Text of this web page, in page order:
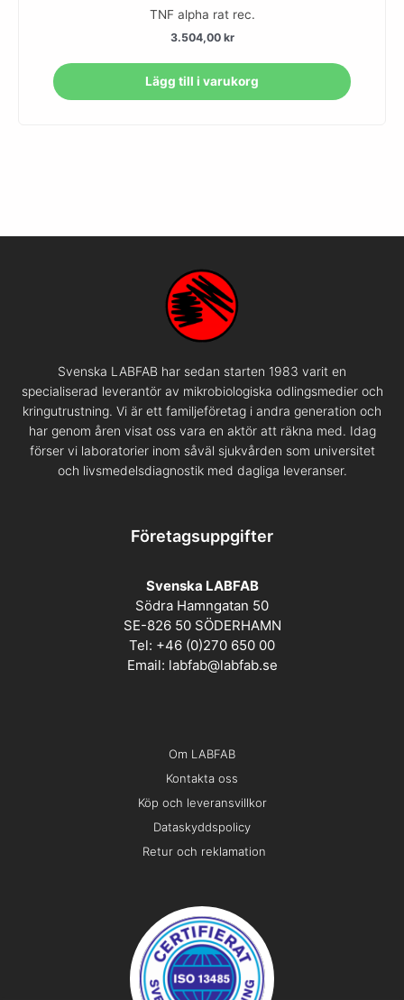
TNF alpha rat rec.
3.504,00 kr
Lägg till i varukorg
Svenska LABFAB har sedan starten 1983 varit en
specialiserad leverantör av mikrobiologiska odlingsmedier och
kringutrustning. Vi är ett familjeföretag i andra generation och
har genom åren visat oss vara en aktör att räkna med. Idag
förser vi laboratorier inom såväl sjukvården som universitet
och livsmedelsdiagnostik med dagliga leveranser.
Företagsuppgifter
Svenska LABFAB
Södra Hamngatan 50
SE-826 50 SÖDERHAMN
Tel: +46 (0)270 650 00
Email: labfab@labfab.se
Om LABFAB
Kontakta oss
Köp och leveransvillkor
Dataskyddspolicy
Retur och reklamation